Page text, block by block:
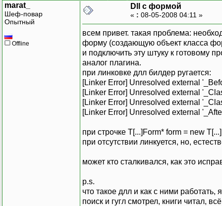
marat_
Шеф-повар
Опытный
Offline
Dll с формой
« : 08-05-2008 04:11 »
всем привет. такая проблема:
форму (создающую объект класса
и подключить эту штуку к готовому
аналог плагина.
при линковке длл билдер ругается:
[Linker Error] Unresolved external
[Linker Error] Unresolved external
[Linker Error] Unresolved external
[Linker Error] Unresolved external
при строчке T[...]Form* form = new
при отсутствии линкуется, но,
может кто сталкивался, как это
p.s.
что такое длл и как с ними работать,
поиск и гугл смотрел, книги читал,